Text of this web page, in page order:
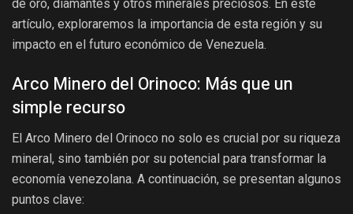
de oro, diamantes y otros minerales preciosos. En este
artículo, exploraremos la importancia de esta región y su
impacto en el futuro económico de Venezuela.
Arco Minero del Orinoco: Más que un
simple recurso
El Arco Minero del Orinoco no solo es crucial por su riqueza
mineral, sino también por su potencial para transformar la
economía venezolana. A continuación, se presentan algunos
puntos clave: